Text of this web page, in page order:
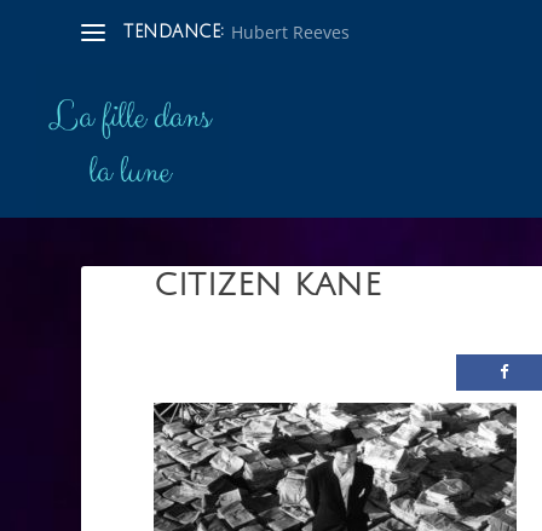
TENDANCE: Hubert Reeves
CITIZEN KANE